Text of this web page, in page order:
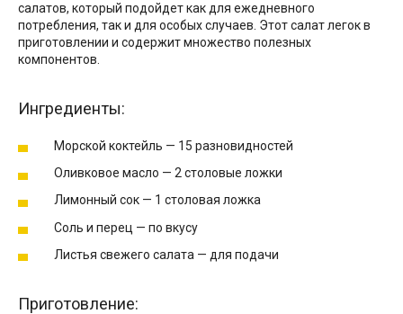
салатов, который подойдет как для ежедневного
потребления, так и для особых случаев. Этот салат легок в
приготовлении и содержит множество полезных
компонентов.
Ингредиенты:
Морской коктейль — 15 разновидностей
Оливковое масло — 2 столовые ложки
Лимонный сок — 1 столовая ложка
Соль и перец — по вкусу
Листья свежего салата — для подачи
Приготовление: